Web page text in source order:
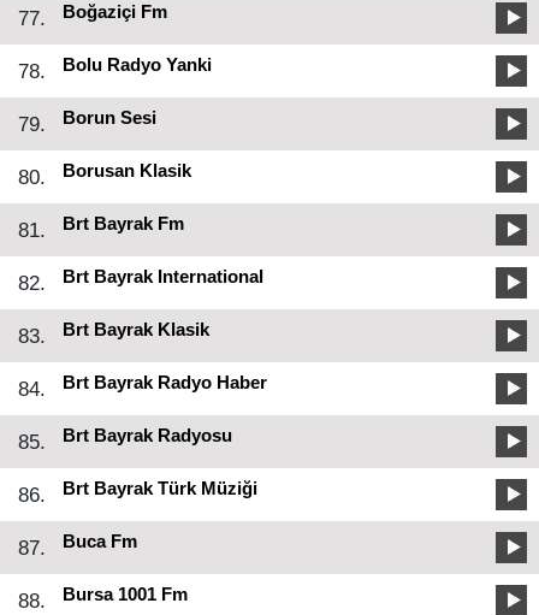
77. Boğaziçi Fm
78. Bolu Radyo Yanki
79. Borun Sesi
80. Borusan Klasik
81. Brt Bayrak Fm
82. Brt Bayrak International
83. Brt Bayrak Klasik
84. Brt Bayrak Radyo Haber
85. Brt Bayrak Radyosu
86. Brt Bayrak Türk Müziği
87. Buca Fm
88. Bursa 1001 Fm